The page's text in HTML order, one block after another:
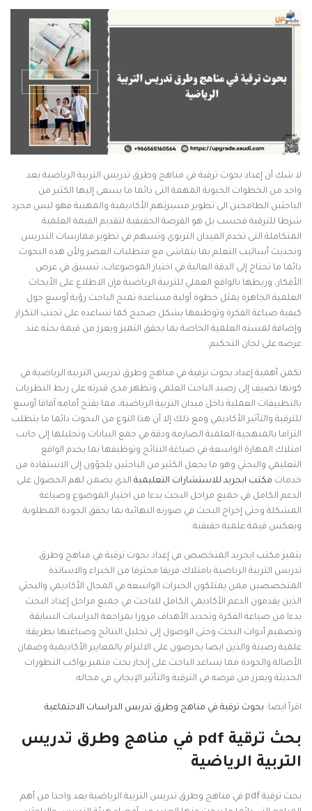
لا شك أن إعداد بحوث ترقية في مناهج وطرق تدريس التربية الرياضية يعد
واحد من الخطوات الحيوية المهمة التى دائما ما يسعى إليها الكثير من
الباحثين الطامحين الى تطوير مسيرتهم الأكاديمية والمهنية فهو ليس مجرد
شرطا للترقية فحسب بل هو الفرصة الحقيقية لتقديم القيمة العلمية
المتكاملة التى تخدم الميدان التربوي وتسهم في تطوير ممارسات التدريس
وتحديث أساليب التعلم بما يتماشى مع متطلبات العصر ولأن هذه البحوث
دائما ما تحتاج إلى الدقة العالية في اختيار الموضوعات، تنسيق في عرض
الأفكار، وربطها بالواقع العملي للتربية الرياضية فإن الاطلاع على الأبحاث
العلمية الجاهزة يمثل خطوة أولية مساعدة تمنح الباحث رؤية أوسع حول
كيفية صياغة الفكرة وتوظيفها بشكل صحيح كما تساعده على تجنب التكرار
وإضافة لمسته العلمية الخاصة بما يحقق التميز ويعزز من قيمة بحثه عند
عرضه على لجان التحكيم.
تكمن أهمية إعداد بحوث ترقية في مناهج وطرق تدريس التربية الرياضية في
كونها تضيف إلى رصيد الباحث العلمي وتظهر مدى قدرته على ربط النظريات
بالتطبيقات العملية داخل ميدان التربية الرياضية، مما يفتح أمامه آفاقا أوسع
للترقية والتأثير الأكاديمي ومع ذلك إلا أن هذا النوع من البحوث دائما ما يتطلب
التزاما بالمنهجية العلمية الصارمة ودقة في جمع البيانات وتحليلها إلى جانب
امتلاك المهارة الواسعة في صياغة النتائج وتوظيفها بما يخدم الواقع
التعليمي والبحثي وهو ما يجعل الكثير من الباحثين يلجؤون إلى الاستفادة من
خدمات مكتب ابجريد للاستشارات التعليمية الذي يضمن لهم الحصول على
الدعم الكامل في جميع مراحل البحث بدءا من اختيار الموضوع وصياغة
المشكلة وحتى إخراج البحث في صورته النهائية بما يحقق الجودة المطلوبة
ويعكس قيمة علمية حقيقية.
يتميز مكتب ابجريد المتخصص في إعداد بحوث ترقية في مناهج وطرق
تدريس التربية الرياضية بامتلاك فريقا محترفا من الخبراء والاساتذة
المتخصصين ممن يمتلكون الخبرات الواسعة في المجال الأكاديمي والبحثي
الذين يقدمون الدعم الأكاديمي الكامل للباحث في جميع مراحل إعداد البحث
بدءا من صياغة الفكرة وتحديد الأهداف مرورا بمراجعة الدراسات السابقة
وتصميم أدوات البحث وحتى الوصول إلى تحليل النتائج وصياغتها بطريقة
علمية رصينة والذين ايضا يحرصون على الالتزام بالمعايير الأكاديمية وضمان
الأصالة والجودة مما يساعد الباحث على إنجاز بحث متميز يواكب التطورات
الحديثة ويعزز من فرصه في الترقية والتأثير الإيجابي في مجاله.
اقرأ ايضا: بحوث ترقية في مناهج وطرق تدريس الدراسات الاجتماعية
بحث ترقية pdf في مناهج وطرق تدريس
التربية الرياضية
بحث ترقية pdf في مناهج وطرق تدريس التربية الرياضية يعد واحدا من أهم